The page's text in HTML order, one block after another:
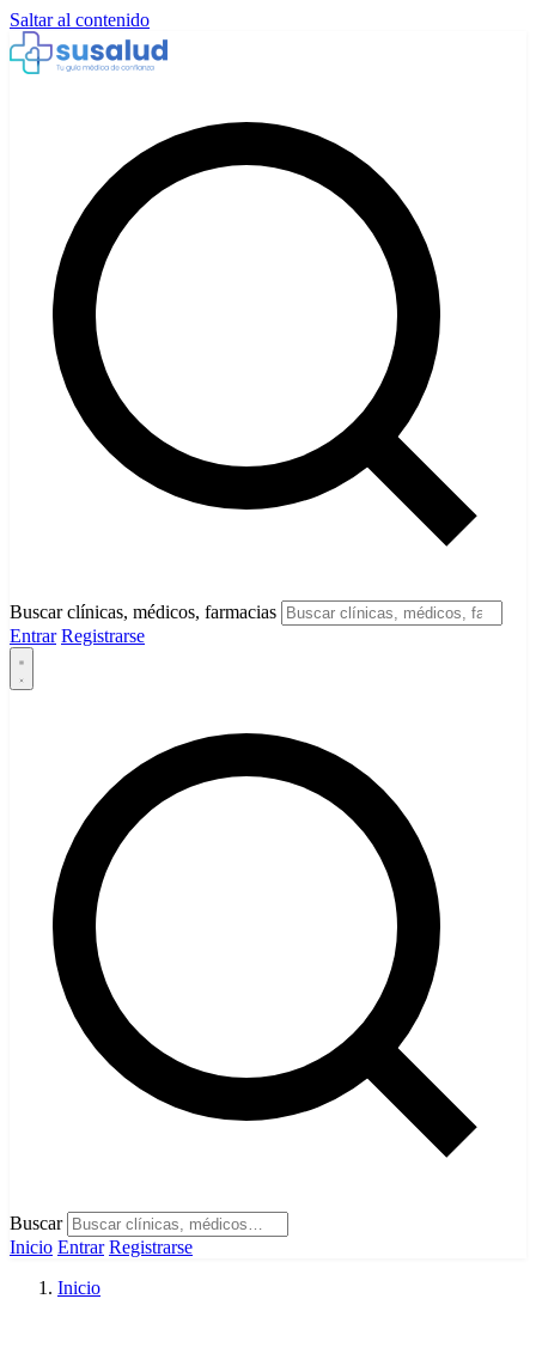
Saltar al contenido
Buscar clínicas, médicos, farmacias
Entrar Registrarse
Buscar
Inicio Entrar Registrarse
Inicio